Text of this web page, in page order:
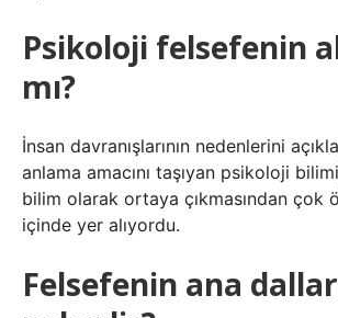
Psikoloji felsefenin
mı?
İnsan davranışlarının nedenlerini
anlama amacını taşıyan psikoloji
bilim olarak ortaya çıkmasından çok
içinde yer alıyordu.
Felsefenin ana